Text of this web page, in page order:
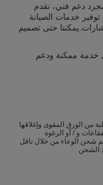
دعم فني، نقدم
خدمات الصيانة
حتى تصميم
خدمة ممكنة ودعم
من الورق المقوى وإغلاقها
و / أو الرغوة
شحن الوعاء من خلال ناقل
الشحن